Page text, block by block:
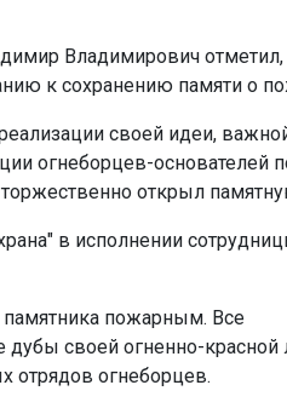
Владимирович отметил,
к сохранению памяти о
своей идеи,
огнеборцев-основателей
открыл
в исполнении
пожарным. Все
своей огненно-красной
отрядов огнеборцев.